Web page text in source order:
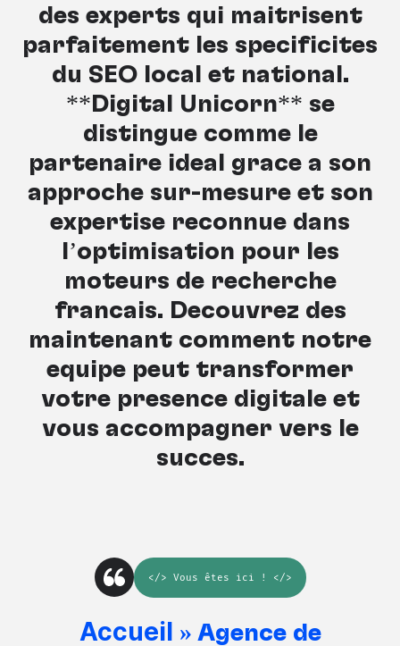
des experts qui maîtrisent
parfaitement les spécificités
du SEO local et national.
**Digital Unicorn** se
distingue comme le
partenaire idéal grâce à son
approche sur-mesure et son
expertise reconnue dans
l’optimisation pour les
moteurs de recherche
français. Découvrez dès
maintenant comment notre
équipe peut transformer
votre présence digitale et
vous accompagner vers le
succès.
</> Vous êtes ici ! </>
Accueil » Agence de